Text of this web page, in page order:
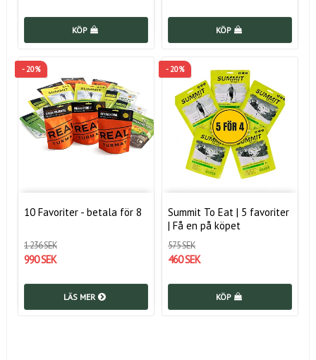
KÖP KÖP
- 20%
10 Favoriter - betala för 8
1 236 SEK
990 SEK
LÄS MER
- 20%
Summit To Eat | 5 favoriter
| Få en på köpet
575 SEK
460 SEK
KÖP